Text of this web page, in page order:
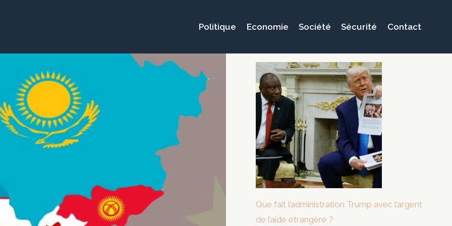
Politique Economie Société Sécurité Contact
Que fait l’administration Trump avec l’argent
de l’aide étrangère ?